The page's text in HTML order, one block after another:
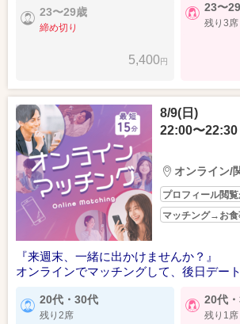
23〜29歳
締め切り
5,400円
23〜
残り3席
8/9(日)
22:00〜22:30
オンライン/
プロフィール閲
マッチング→お食
『来週末、一緒に出かけませんか？』
オンラインでマッチングして、後日デー
20代・30代
残り2席
20代
残り1席